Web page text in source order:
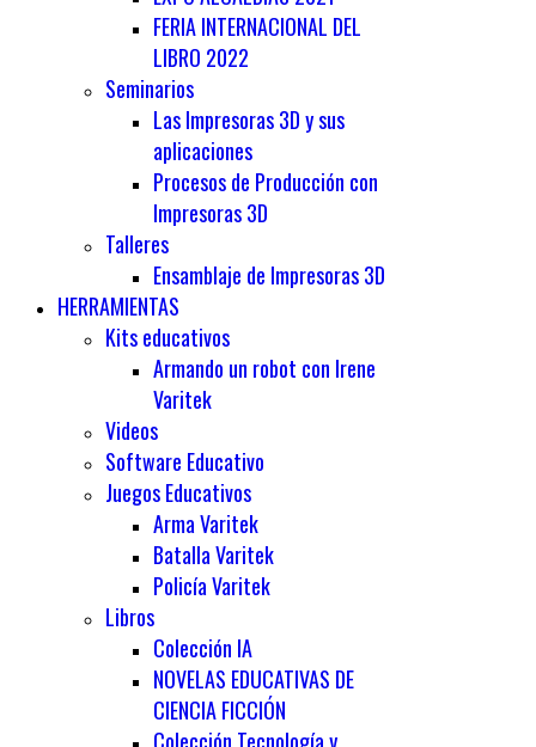
FERIA INTERNACIONAL DEL
LIBRO 2022
Seminarios
Las Impresoras 3D y sus
aplicaciones
Procesos de Producción con
Impresoras 3D
Talleres
Ensamblaje de Impresoras 3D
HERRAMIENTAS
Kits educativos
Armando un robot con Irene
Varitek
Videos
Software Educativo
Juegos Educativos
Arma Varitek
Batalla Varitek
Policía Varitek
Libros
Colección IA
NOVELAS EDUCATIVAS DE
CIENCIA FICCIÓN